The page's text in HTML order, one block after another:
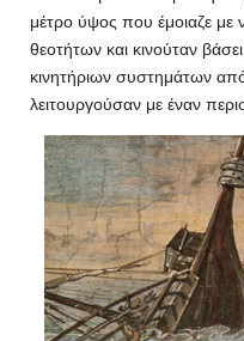
μέτρο ύψος που έμοιαζε με
θεοτήτων και κινούταν
κινητήριων συστημάτων
λειτουργούσαν με έναν